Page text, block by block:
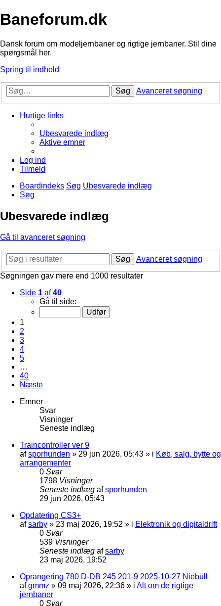
Baneforum.dk
Dansk forum om modeljernbaner og rigtige jernbaner. Stil dine
spørgsmål her.
Spring til indhold
Søg Avanceret søgning
Hurtige links
Ubesvarede indlæg
Aktive emner
Log ind
Tilmeld
Boardindeks Søg Ubesvarede indlæg
Søg
Ubesvarede indlæg
Gå til avanceret søgning
Søg
Avanceret søgning
Søgningen gav mere end 1000 resultater
Side 1 af40
Gå til side:
1
2
3
4
5
…
40
Næste
Emner
Svar
Visninger
Seneste indlæg
Traincontroller ver 9
afsporhunden » 29 jun 2026, 05:43 » i Køb, salg, bytte og
arrangementer
0 Svar
1798 Visninger
Seneste indlæg afsporhunden
29 jun 2026, 05:43
Opdatering CS3+
afsarby » 23 maj 2026, 19:52 » i Elektronik og digitaldrift
0 Svar
539 Visninger
Seneste indlæg afsarby
23 maj 2026, 19:52
Oprangering 780 D-DB 245 201-9 2025-10-27 Niebüll
afgmmz » 09 maj 2026, 22:36 » i Alt om de rigtige
jernbaner
0 Svar